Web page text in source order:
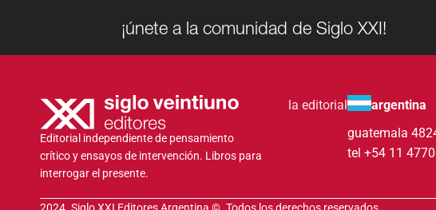
¡únete a la comunidad de Siglo XXI!
Editorial independiente de pensamiento
crítico y ensayos de intervención. Libros para
interrogar el presente.
la editorial
argentina
guatemala
tel +54 11